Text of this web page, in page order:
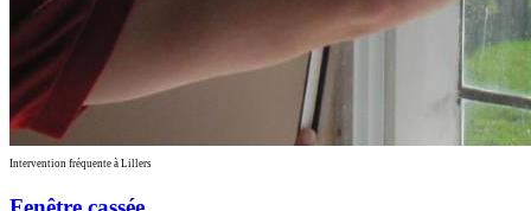
Intervention fréquente à Lillers